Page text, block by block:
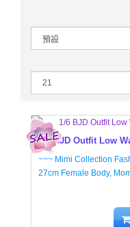
1/6 BJD Outfit Low
~~~ Mimi Collection
27cm Female Body,